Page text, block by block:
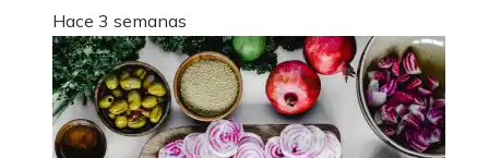
Hace 3 semanas